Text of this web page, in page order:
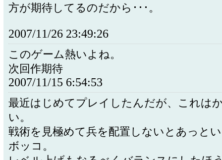
方が期待してるのだから･･･。
2007/11/26 23:49:26
このゲーム熱いよね。
次回作期待
2007/11/15 6:54:53
最近はじめてプレイしたんだが、これは
い。
戦術を見極めて兵を配置しないとあっと
ボッコ。